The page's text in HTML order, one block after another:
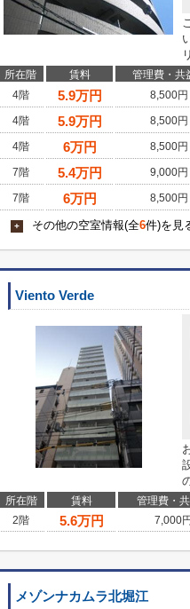
所在階 賃料 管理費・共
4階
5.9万円 8,500円
4階
5.9万円 8,500円
4階
6万円 8,500円
7階
5.4万円 9,000円
7階
6万円 8,500円
+ その他の空室情報(全6件)を見
Viento Verde
所在階 賃料 管理費・
2階
5.6万円 7,000円
メゾンナカムラ北堀江